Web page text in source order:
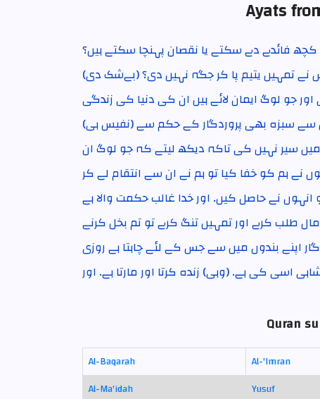
Ayats
کچھ فائدے دے سکتے یا نقصان پہنچا سکتے ہیں؟
نے تمہیں یتیم پا کر جگہ نہیں دی؟ (بےشک دی)
جو لوگ ایمان لائے ہیں ان کی دنیا کی زندگی
سے سبزہ بھی پروردگار کے حکم سے (نفیس ہی)
میں سیر نہیں کی تاکہ دیکھ لیتے کہ جو لوگ ان
نے ہم کو خفا کیا تو ہم نے ان سے انتقام لے کر
نے حاصل کیں۔ اور خدا غالب حکمت والا ہے
طلب کرے اور تمہیں تنگ کرے تو تم بخل کرنے
اپنے بندوں میں سے جس کے لئے چاہتا ہے روزی
اسی کی ہے۔ (وہی) زندہ کرتا اور مارتا ہے۔ اور
Quran
Al-Baqarah Al-'Imran
Al-Ma'idah
Yusuf